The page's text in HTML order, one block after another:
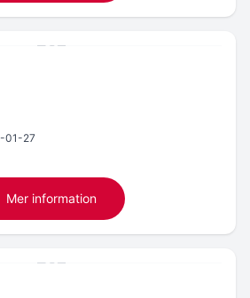
01-27
Mer information